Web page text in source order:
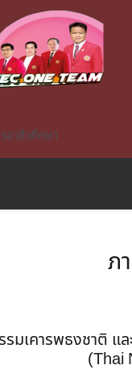
อาชีวศึกษา
ภ
มเคารพธงชาติ แ
(Thai